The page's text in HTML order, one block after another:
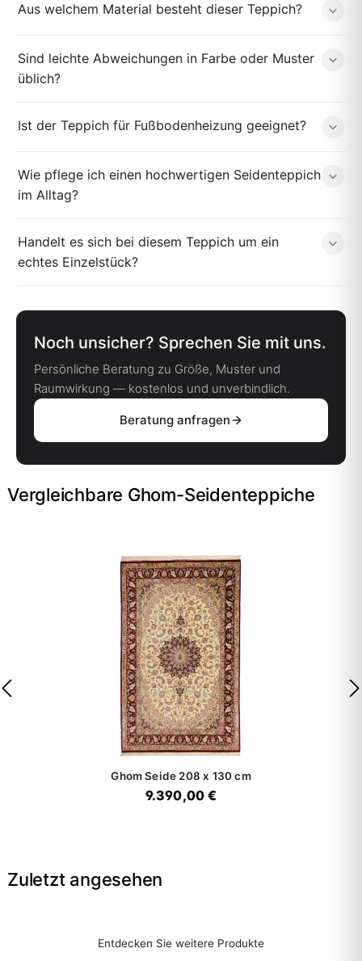
Aus welchem Material besteht dieser Teppich?
Sind leichte Abweichungen in Farbe oder Muster
üblich?
Ist der Teppich für Fußbodenheizung geeignet?
Wie pflege ich einen hochwertigen Seidenteppich
im Alltag?
Handelt es sich bei diesem Teppich um ein
echtes Einzelstück?
Noch unsicher? Sprechen Sie mit uns.
Persönliche Beratung zu Größe, Muster und
Raumwirkung — kostenlos und unverbindlich.
Beratung anfragen
Vergleichbare Ghom-Seidenteppiche
Ghom Seide 208 x 130 cm
9.390,00 €
Zuletzt angesehen
Entdecken Sie weitere Produkte